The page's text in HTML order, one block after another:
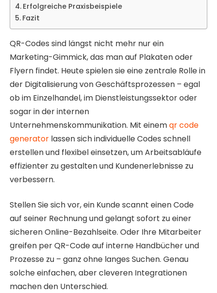
Erfolgreiche Praxisbeispiele
Fazit
QR-Codes sind längst nicht mehr nur ein
Marketing-Gimmick, das man auf Plakaten oder
Flyern findet. Heute spielen sie eine zentrale Rolle in
der Digitalisierung von Geschäftsprozessen – egal
ob im Einzelhandel, im Dienstleistungssektor oder
sogar in der internen
Unternehmenskommunikation. Mit einemqr code
generator lassen sich individuelle Codes schnell
erstellen und flexibel einsetzen, um Arbeitsabläufe
effizienter zu gestalten und Kundenerlebnisse zu
verbessern.
Stellen Sie sich vor, ein Kunde scannt einen Code
auf seiner Rechnung und gelangt sofort zu einer
sicheren Online-Bezahlseite. Oder Ihre Mitarbeiter
greifen per QR-Code auf interne Handbücher und
Prozesse zu – ganz ohne langes Suchen. Genau
solche einfachen, aber cleveren Integrationen
machen den Unterschied.